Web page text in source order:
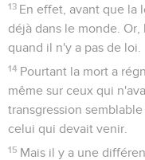
13 En effet, avant que la
déjà dans le monde.
quand il n'y a pas de loi.
14 Pourtant la mort a
même sur ceux qui
transgression
celui qui devait venir.
15 Mais il y a une